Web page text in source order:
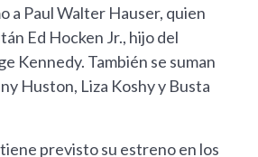
a Paul Walter Hauser, quien
Ed Hocken Jr., hijo del
Kennedy. También se suman
Huston, Liza Koshy y Busta
previsto su estreno en los